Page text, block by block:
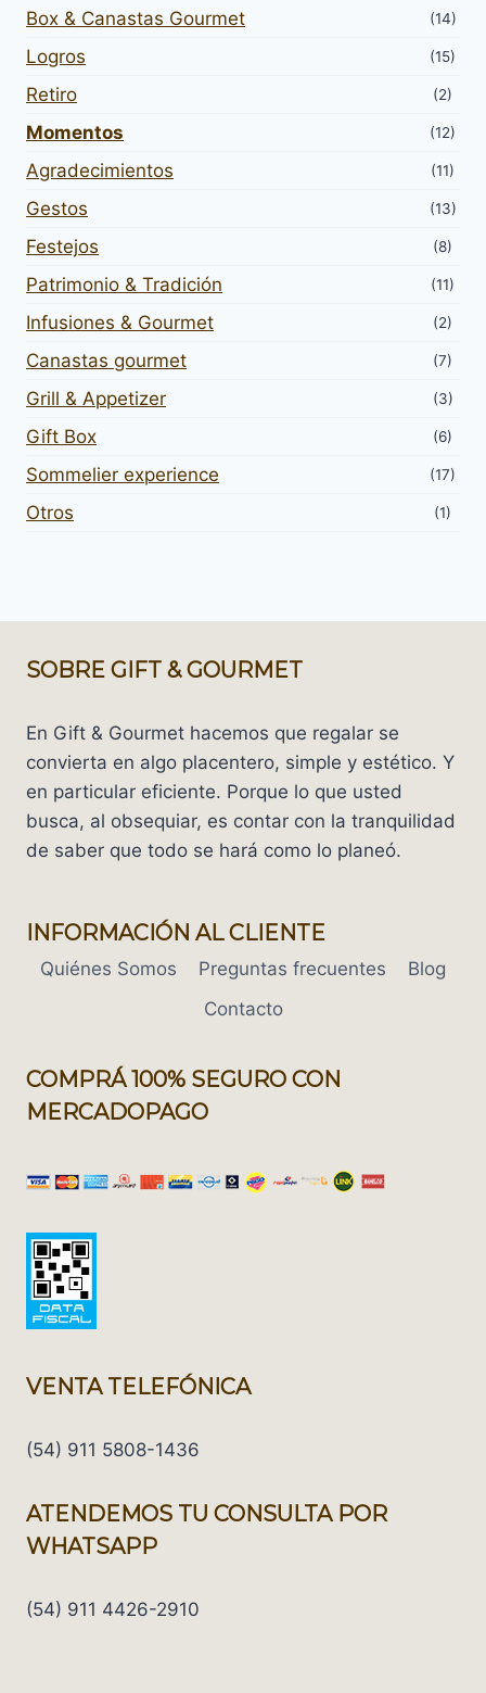
Box & Canastas Gourmet (14)
Logros (15)
Retiro (2)
Momentos (12)
Agradecimientos (11)
Gestos (13)
Festejos (8)
Patrimonio & Tradición (11)
Infusiones & Gourmet (2)
Canastas gourmet (7)
Grill & Appetizer (3)
Gift Box (6)
Sommelier experience (17)
Otros (1)
SOBRE GIFT & GOURMET
En Gift & Gourmet hacemos que regalar se
convierta en algo placentero, simple y estético. Y
en particular eficiente. Porque lo que usted
busca, al obsequiar, es contar con la tranquilidad
de saber que todo se hará como lo planeó.
INFORMACIÓN AL CLIENTE
Quiénes Somos Preguntas frecuentes
Blog
Contacto
COMPRÁ 100% SEGURO CON
MERCADOPAGO
VENTA TELEFÓNICA
(54) 911 5808-1436
ATENDEMOS TU CONSULTA POR
WHATSAPP
(54) 911 4426-2910